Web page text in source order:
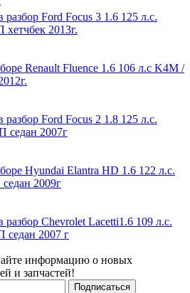
разбор Ford Focus 3 1.6 125 л.с.
2013г.
Renault Fluence 1.6 106 л.с K4M /
разбор Ford Focus 2 1.8 125 л.с.
2007г
Hyundai Elantra HD 1.6 122 л.с.
2009г
разбор Chevrolet Lacetti1.6 109 л.с.
2007 г
информацию о новых
и запчастей!